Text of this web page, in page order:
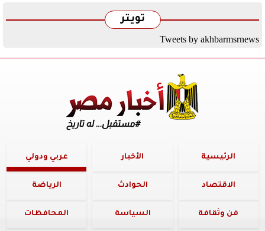
تويتر
Tweets by akhbarmsrnews
الرئيسية الأخبار عربي ودولي
الاقتصاد الحوادث الرياضة
فن وثقافة السياسة المحافظات